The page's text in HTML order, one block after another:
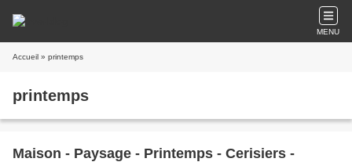
MENU
Accueil » printemps
printemps
Maison - Paysage - Printemps - Cerisiers -